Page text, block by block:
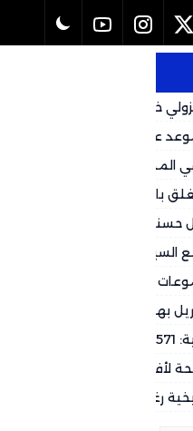
خارج كأس العالم رسمياً
عودته المتوقع لكأس العالم
المجموعة وشباكه حصينة
باب العودة إلى الكالتشيو
حسنية أكادير.. جهات سياسية
السيتي
الأبطال الأفريقي على
بهاتريك في شباك ريو آفي
لأفضل فريق في العالم
رغم التحديات المالية